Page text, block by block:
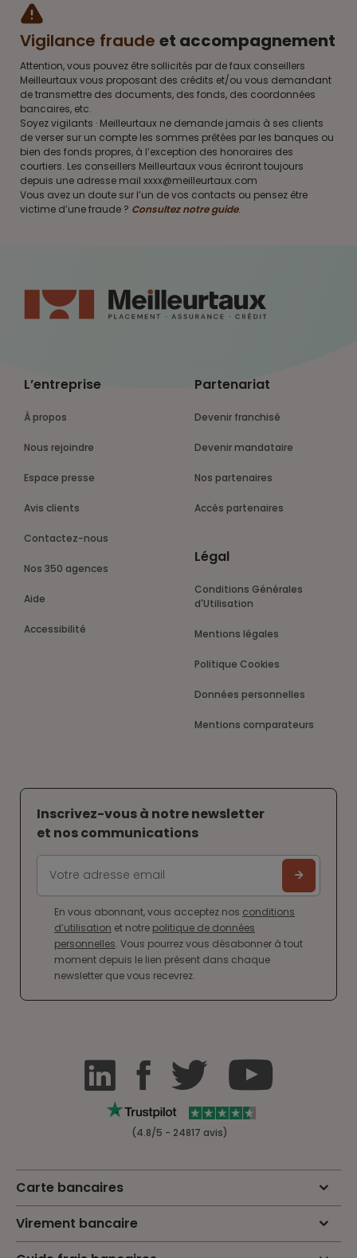
Vigilance fraude et accompagnement
Attention, vous pouvez être sollicités par de faux conseillers
Meilleurtaux vous proposant des crédits et/ou vous demandant
de transmettre des documents, des fonds, des coordonnées
bancaires, etc.
Soyez vigilants · Meilleurtaux ne demande jamais à ses clients
de verser sur un compte les sommes prêtées par les banques ou
bien des fonds propres, à l’exception des honoraires des
courtiers. Les conseillers Meilleurtaux vous écriront toujours
depuis une adresse mail xxxx@meilleurtaux.com
Vous avez un doute sur l’un de vos contacts ou pensez être
victime d’une fraude ? Consultez notre guide.
L’entreprise
À propos
Nous rejoindre
Espace presse
Avis clients
Contactez-nous
Nos 350 agences
Aide
Accessibilité
Partenariat
Devenir franchisé
Devenir mandataire
Nos partenaires
Accès partenaires
Légal
Conditions Générales
d'Utilisation
Mentions légales
Politique Cookies
Données personnelles
Mentions comparateurs
Inscrivez-vous à notre newsletter
et nos communications
En vous abonnant, vous acceptez nos conditions
d’utilisation et notre politique de données
personnelles. Vous pourrez vous désabonner à tout
moment depuis le lien présent dans chaque
newsletter que vous recevrez.
(4.8/5 - 24817 avis)
Carte bancaires
Virement bancaire